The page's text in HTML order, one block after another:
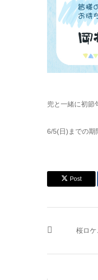
兜と一緒に初節
6/5(日)までの期
Post
桜ロケ